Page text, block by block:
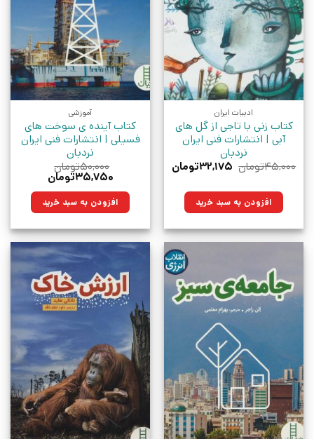
ادبیات ایران
کتاب زنی با تاجی از گل های
آبی | انتشارات فنی ایران
نردبان
۴۵,۰۰۰تومان قیمت
بود.
۳۲,۱۷۵تومان
افزودن به سبد خرید
آموزشی
کتاب آینده ی سوخت های
فسیلی | انتشارات فنی ایران
نردبان
۵۰,۰۰۰تومان
قیمت
۵۰,۰۰۰تومان
بود.
۳۵,۷۵۰تومان
۳۵,۷۵۰تومان.افزودن به سبد خرید